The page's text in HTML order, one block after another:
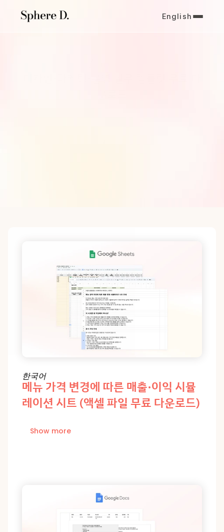
English
한국어
메뉴 가격 변경에 따른 매출·이익 시뮬
레이션 시트 (액셀 파일 무료 다운로드)
Show more